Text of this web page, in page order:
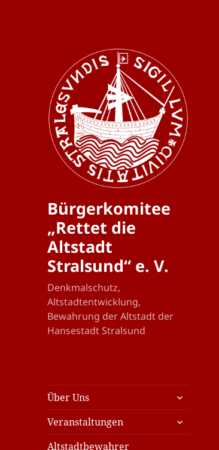
Bürgerkomitee
„Rettet die
Altstadt
Stralsund“ e. V.
Denkmalschutz,
Altstadtentwicklung,
Bewahrung der Altstadt der
Hansestadt Stralsund
Über Uns
untermenü
öffnen
Veranstaltungen
untermenü
öffnen
Altstadtbewahrer